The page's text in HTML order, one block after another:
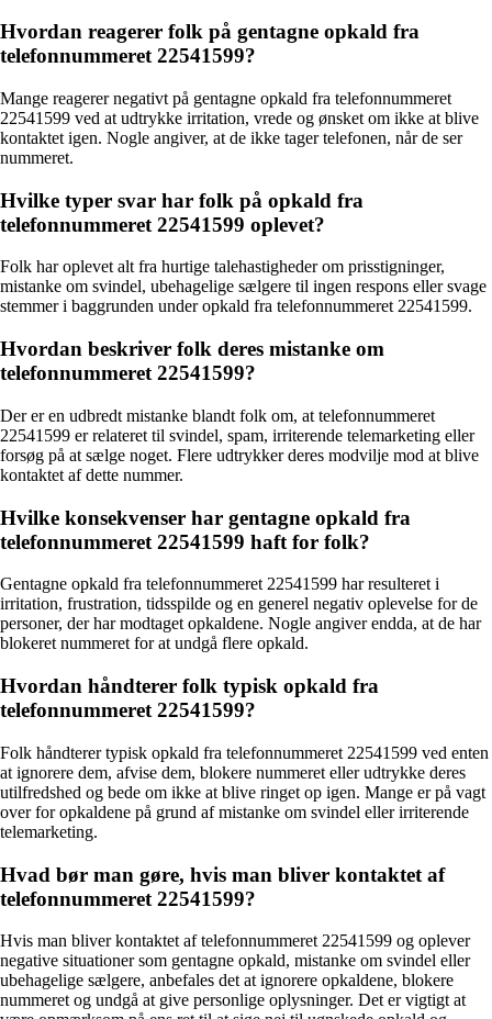
Hvordan reagerer folk på gentagne opkald fra
telefonnummeret 22541599?
Mange reagerer negativt på gentagne opkald fra telefonnummeret
22541599 ved at udtrykke irritation, vrede og ønsket om ikke at blive
kontaktet igen. Nogle angiver, at de ikke tager telefonen, når de ser
nummeret.
Hvilke typer svar har folk på opkald fra
telefonnummeret 22541599 oplevet?
Folk har oplevet alt fra hurtige talehastigheder om prisstigninger,
mistanke om svindel, ubehagelige sælgere til ingen respons eller svage
stemmer i baggrunden under opkald fra telefonnummeret 22541599.
Hvordan beskriver folk deres mistanke om
telefonnummeret 22541599?
Der er en udbredt mistanke blandt folk om, at telefonnummeret
22541599 er relateret til svindel, spam, irriterende telemarketing eller
forsøg på at sælge noget. Flere udtrykker deres modvilje mod at blive
kontaktet af dette nummer.
Hvilke konsekvenser har gentagne opkald fra
telefonnummeret 22541599 haft for folk?
Gentagne opkald fra telefonnummeret 22541599 har resulteret i
irritation, frustration, tidsspilde og en generel negativ oplevelse for de
personer, der har modtaget opkaldene. Nogle angiver endda, at de har
blokeret nummeret for at undgå flere opkald.
Hvordan håndterer folk typisk opkald fra
telefonnummeret 22541599?
Folk håndterer typisk opkald fra telefonnummeret 22541599 ved enten
at ignorere dem, afvise dem, blokere nummeret eller udtrykke deres
utilfredshed og bede om ikke at blive ringet op igen. Mange er på vagt
over for opkaldene på grund af mistanke om svindel eller irriterende
telemarketing.
Hvad bør man gøre, hvis man bliver kontaktet af
telefonnummeret 22541599?
Hvis man bliver kontaktet af telefonnummeret 22541599 og oplever
negative situationer som gentagne opkald, mistanke om svindel eller
ubehagelige sælgere, anbefales det at ignorere opkaldene, blokere
nummeret og undgå at give personlige oplysninger. Det er vigtigt at